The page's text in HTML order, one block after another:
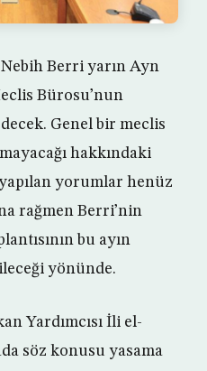
Berri yarın Ayn
Bürosu’nun
Genel bir meclis
hakkındaki
yorumlar henüz
rağmen Berri’nin
bu ayın
yönünde.
Yardımcısı İli el-
söz konusu yasama